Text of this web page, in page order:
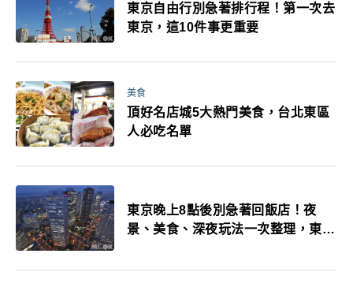
東京自由行別急著排行程！第一次去
東京，這10件事更重要
美食
頂好名店城5大熱門美食，台北東區
人必吃名單
東京晚上8點後別急著回飯店！夜
景、美食、深夜玩法一次整理，東京